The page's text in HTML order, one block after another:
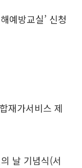
예방교실’ 신청
재가서비스 제
날 기념식(서